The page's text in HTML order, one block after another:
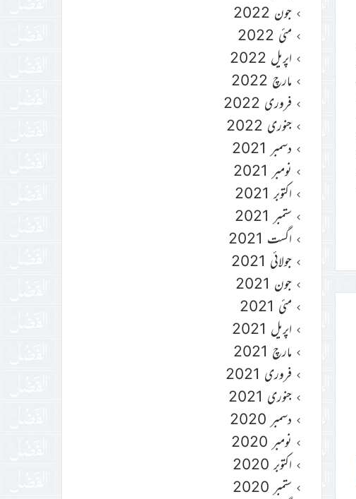
جون 2022
مئی 2022
اپریل 2022
مارچ 2022
فروری 2022
جنوری 2022
دسمبر 2021
نومبر 2021
اکتوبر 2021
ستمبر 2021
اگست 2021
جولائی 2021
جون 2021
مئی 2021
اپریل 2021
مارچ 2021
فروری 2021
جنوری 2021
دسمبر 2020
نومبر 2020
اکتوبر 2020
ستمبر 2020